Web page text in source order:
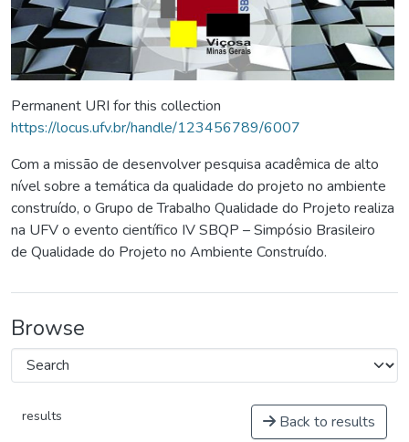
Permanent URI for this collection
https://locus.ufv.br/handle/123456789/6007
Com a missão de desenvolver pesquisa acadêmica de alto
nível sobre a temática da qualidade do projeto no ambiente
construído, o Grupo de Trabalho Qualidade do Projeto realiza
na UFV o evento científico IV SBQP – Simpósio Brasileiro
de Qualidade do Projeto no Ambiente Construído.
Browse
results Back to results